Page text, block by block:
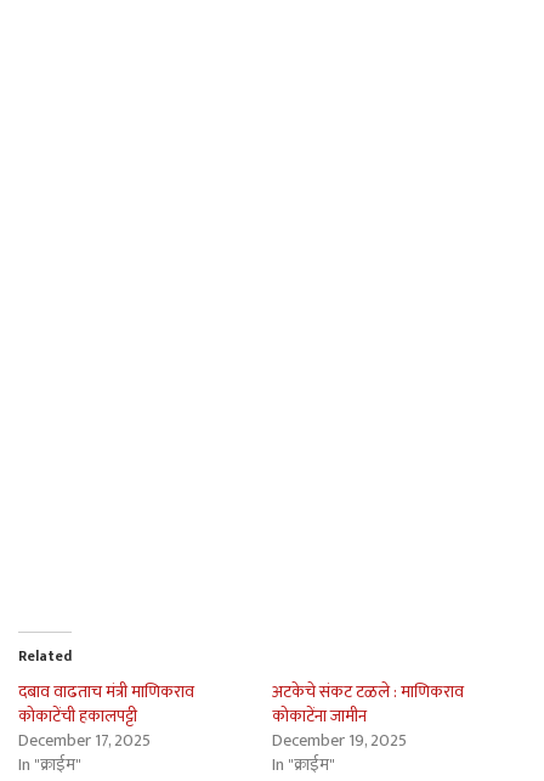
Related
दबाव वाढताच मंत्री माणिकराव
कोकाटेंची हकालपट्टी
December 17, 2025
In "क्राईम"
अटकेचे संकट टळले : माणिकराव
कोकाटेंना जामीन
December 19, 2025
In "क्राईम"